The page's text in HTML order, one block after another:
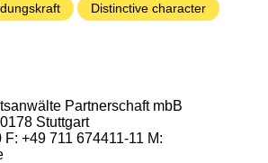
Distinctive character
Partnerschaft mbB
Stuttgart
F: +49 711 674411-11 M: